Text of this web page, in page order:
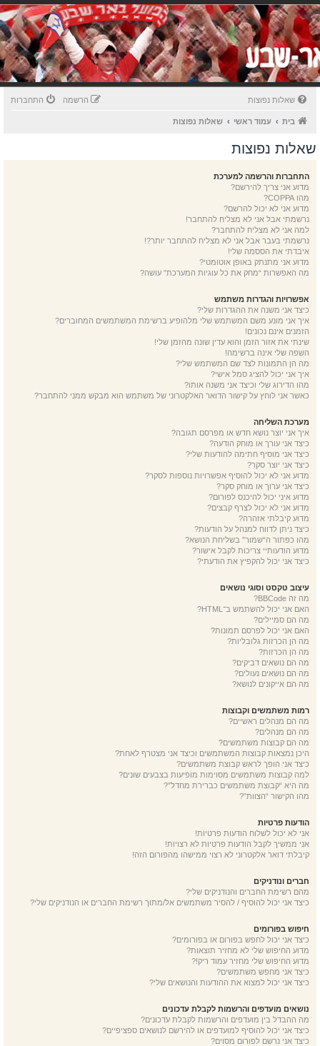
שאלות נפוצות התחברות הרשמה
בית עמוד ראשי שאלות נפוצות
שאלות נפוצות
התחברות והרשמה למערכת
מדוע אני צריך להירשם?
מהו COPPA?
מדוע אני לא יכול להרשם?
נרשמתי אבל אני לא מצליח להתחבר!
למה אני לא מצליח להתחבר?
נרשמתי בעבר אבל אני לא מצליח להתחבר יותר?!
איבדתי את הססמה שלי!
מדוע אני מתנתק באופן אוטומטי?
מה האפשרות “מחק את כל עוגיות המערכת” עושה?
אפשרויות והגדרות משתמש
כיצד אני משנה את ההגדרות שלי?
איך אני מונע משם המשתמש שלי מלהופיע ברשימת המשתמשים המחוברים?
הזמנים אינם נכונים!
שינתי את אזור הזמן והוא עדין שונה מהזמן שלי!
השפה שלי אינה ברשימה!
מה הן התמונות לצד שם המשתמש שלי?
איך אני יכול להציג סמל אישי?
מהו הדירוג שלי וכיצד אני משנה אותו?
כאשר אני לוחץ על קישור הדואר האלקטרוני של משתמש הוא מבקש ממני להתחבר?
מערכת השליחה
איך אני יוצר נושא חדש או מפרסם תגובה?
כיצד אני עורך או מוחק הודעה?
כיצד אני מוסיף חתימה להודעות שלי?
כיצד אני יוצר סקר?
מדוע אני לא יכול להוסיף אפשרויות נוספות לסקר?
כיצד אני ערוך או מוחק סקר?
מדוע איני יכול להיכנס לפורום?
מדוע אני לא יכול לצרף קבצים?
מדוע קיבלתי אזהרה?
כיצד ניתן לדווח למנהל על הודעות?
מהו כפתור ה“שמור” בשליחת הנושא?
מדוע הודעותיי צריכות לקבל אישור?
כיצד אני יכול להקפיץ את הודעתי?
עיצוב טקסט וסוגי נושאים
מה זה BBCode?
האם אני יכול להשתמש ב־HTML?
מה הם סמיילים?
האם אני יכול לפרסם תמונות?
מה הן הכרזות גלובליות?
מה הן הכרזות?
מה הם נושאים דביקים?
מה הם נושאים נעולים?
מה הם אייקונים לנושא?
רמות משתמשים וקבוצות
מה הם מנהלים ראשיים?
מה הם מנהלים?
מה הם קבוצות משתמשים?
היכן נמצאות קבוצות המשתמשים וכיצד אני מצטרף לאחת?
כיצד אני הופך לראש קבוצת משתמשים?
למה קבוצות משתמשים מסוימות מופיעות בצבעים שונים?
מה היא “קבוצת משתמשים כברירת מחדל”?
מהו הקישור “הצוות”?
הודעות פרטיות
אני לא יכול לשלוח הודעות פרטיות!
אני ממשיך לקבל הודעות פרטיות לא רצויות!
קיבלתי דואר אלקטרוני לא רצוי ממישהו מהפורום הזה!
חברים ונודניקים
מהם רשימת החברים והנודניקים שלי?
כיצד אני יכול להוסיף / להסיר משתמשים אל/מתוך רשימת החברים או הנודניקים שלי?
חיפוש בפורומים
כיצד אני יכול לחפש בפורום או בפורומים?
מדוע החיפוש שלי לא מחזיר תוצאות?
מדוע החיפוש שלי מחזיר עמוד ריק!?
כיצד אני מחפש משתמשים?
כיצד אני יכול למצוא את ההודעות והנושאים שלי?
נושאים מועדפים והרשמות לקבלת עדכונים
מה ההבדל בין מועדפים והרשמות לקבלת עדכונים?
כיצד אני יכול להוסיף למועדפים או להירשם לנושאים ספציפיים?
כיצד אני נרשם לפורום מסוים?